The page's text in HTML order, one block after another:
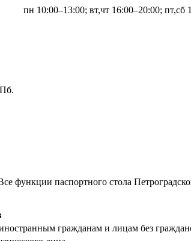
пн 10:00–13:00; вт,чт 16:00–20:00; пт,сб
функции паспортного стола
гражданам и лицам без